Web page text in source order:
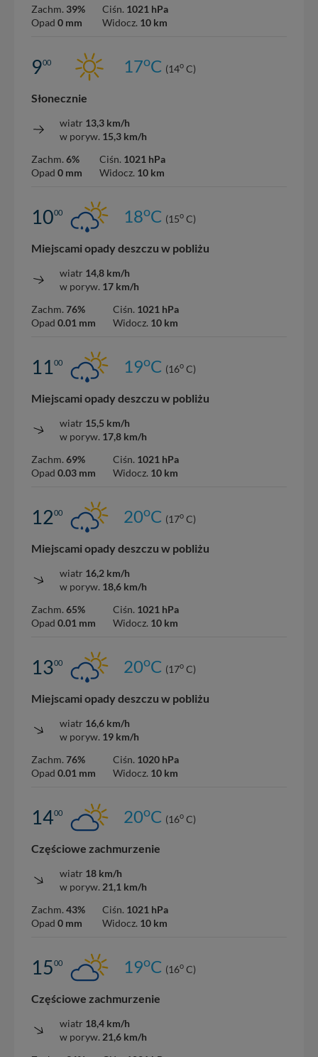
Zachm. 39%
Opad 0 mm
Ciśn. 1021 hPa
Widocz. 10 km
900 17oC (14o C)
Słonecznie
wiatr 13,3 km/h
w poryw. 15,3 km/h
Zachm. 6%
Opad 0 mm
Ciśn. 1021 hPa
Widocz. 10 km
1000 18oC (15o C)
Miejscami opady deszczu w pobliżu
wiatr 14,8 km/h
w poryw. 17 km/h
Zachm. 76%
Opad 0.01 mm
Ciśn. 1021 hPa
Widocz. 10 km
1100 19oC (16o C)
Miejscami opady deszczu w pobliżu
wiatr 15,5 km/h
w poryw. 17,8 km/h
Zachm. 69%
Opad 0.03 mm
Ciśn. 1021 hPa
Widocz. 10 km
1200 20oC (17o C)
Miejscami opady deszczu w pobliżu
wiatr 16,2 km/h
w poryw. 18,6 km/h
Zachm. 65%
Opad 0.01 mm
Ciśn. 1021 hPa
Widocz. 10 km
1300 20oC (17o C)
Miejscami opady deszczu w pobliżu
wiatr 16,6 km/h
w poryw. 19 km/h
Zachm. 76%
Opad 0.01 mm
Ciśn. 1020 hPa
Widocz. 10 km
1400 20oC (16o C)
Częściowe zachmurzenie
wiatr 18 km/h
w poryw. 21,1 km/h
Zachm. 43%
Opad 0 mm
Ciśn. 1021 hPa
Widocz. 10 km
1500 19oC (16o C)
Częściowe zachmurzenie
wiatr 18,4 km/h
w poryw. 21,6 km/h